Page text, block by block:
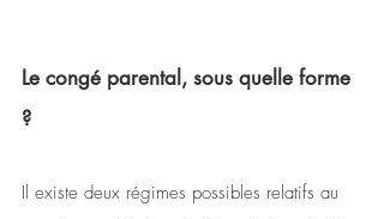
Le congé parental, sous quelle forme
?
Il existe deux régimes possibles relatifs au